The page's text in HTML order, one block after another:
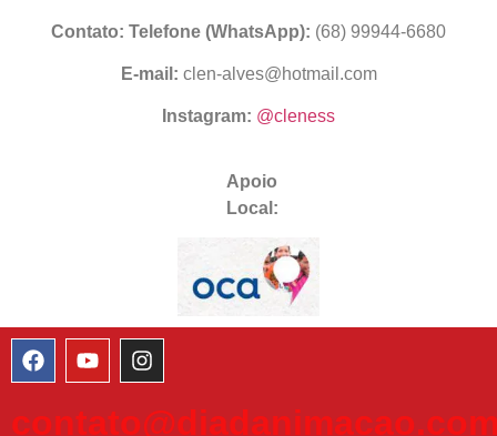
Contato: Telefone (WhatsApp): (68) 99944-6680
E-mail: clen-alves@hotmail.com
Instagram: @cleness
Apoio
Local: